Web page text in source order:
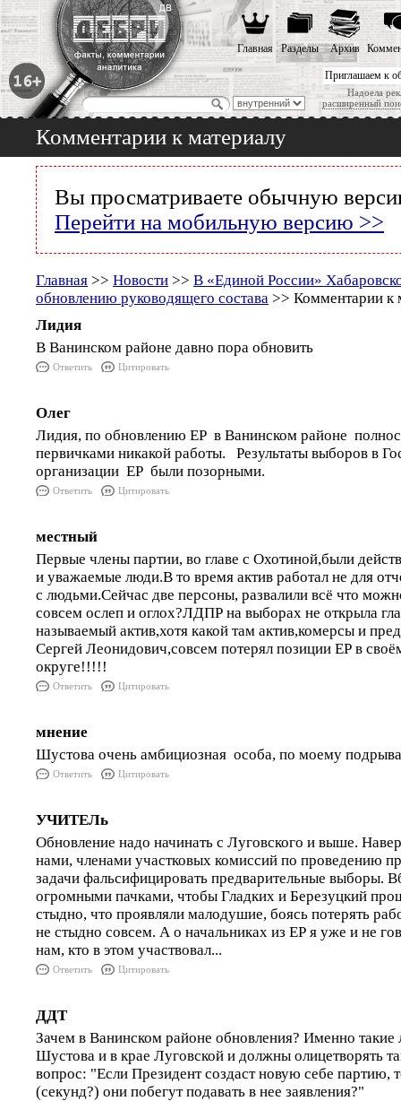
Приглашаем к
Надоела
расширенный
Главная Разделы Архив
Комментарии к материалу
Вы просматриваете обычную
Перейти на мобильную версию >>
Главная >> Новости >> В «Единой России»
обновлению руководящего состава >> Комментарии к
Лидия
В Ванинском районе давно пора обновить
Ответить Цитировать
Олег
Лидия, по обновлению ЕР в Ванинском районе
первичками никакой работы. Результаты выборов в
организации ЕР были позорными.
Ответить Цитировать
местный
Первые члены партии, во главе с Охотиной,были
и уважаемые люди.В то время актив работал не для
с людьми.Сейчас две персоны, развалили всё что
совсем ослеп и оглох?ЛДПР на выборах не открыла
называемый актив,хотя какой там актив,комерсы и
Сергей Леонидович,совсем потерял позиции ЕР в
округе!!!!!
Ответить Цитировать
мнение
Шустова очень амбициозная особа, по моему
Ответить Цитировать
УЧИТЕЛь
Обновление надо начинать с Луговского и выше.
нами, членами участковых комиссий по проведению
задачи фальсифицировать предварительные выборы.
огромными пачками, чтобы Гладких и Березуцкий
стыдно, что проявляли малодушие, боясь потерять
не стыдно совсем. А о начальниках из ЕР я уже и не
нам, кто в этом участвовал...
Ответить Цитировать
ДДТ
Зачем в Ванинском районе обновления? Именно такие
Шустова и в крае Луговской и должны олицетворять
вопрос: "Если Президент создаст новую себе партию,
(секунд?) они побегут подавать в нее заявления?"